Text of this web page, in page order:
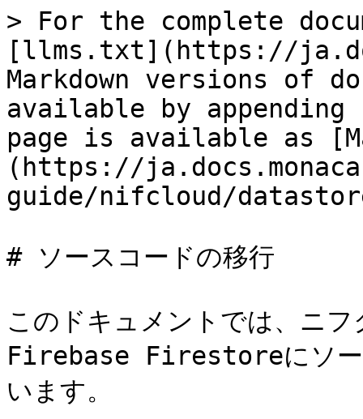
> For the complete
[llms.txt](https://
Markdown versions of
available by
page is available as
(https://
guide/nifcloud/
# ソースコードの移行
このドキュメントでは、ニ
Firebase Firestoreにソー
います。